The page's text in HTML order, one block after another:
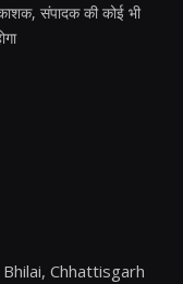
संपादक की कोई भी
Chhattisgarh